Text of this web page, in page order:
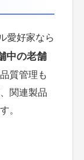
愛好家なら
中の老舗
質管理も
関連製品
。